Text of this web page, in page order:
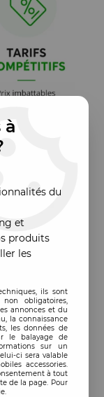
à
du
et
produits
les
ils sont
obligatoires,
annonces et du
la connaissance
les données de
le balayage de
sur un
ci sera valable
accessories.
à tout
de la page. Pour